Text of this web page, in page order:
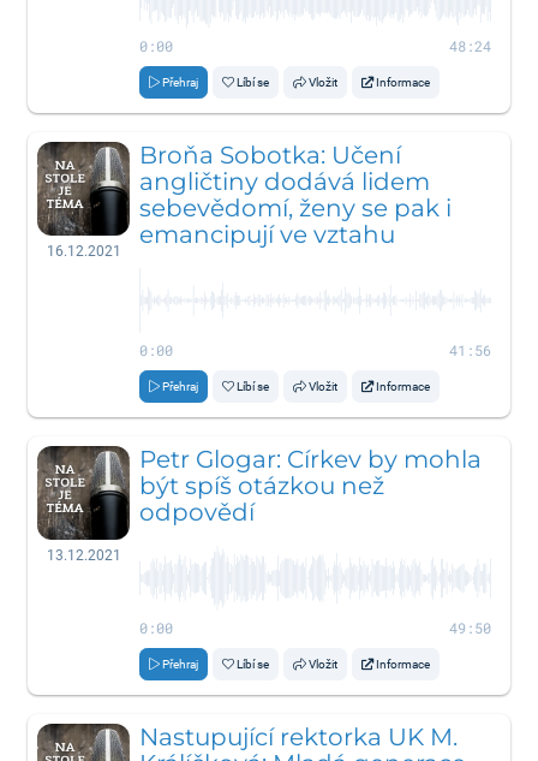
0:00 48:24
Přehraj Líbí se Vložit Informace
16.12.2021
Broňa Sobotka: Učení
angličtiny dodává lidem
sebevědomí, ženy se pak i
emancipují ve vztahu
0:00 41:56
Přehraj Líbí se Vložit Informace
13.12.2021
Petr Glogar: Církev by mohla
být spíš otázkou než
odpovědí
0:00 49:50
Přehraj Líbí se Vložit Informace
Nastupující rektorka UK M.